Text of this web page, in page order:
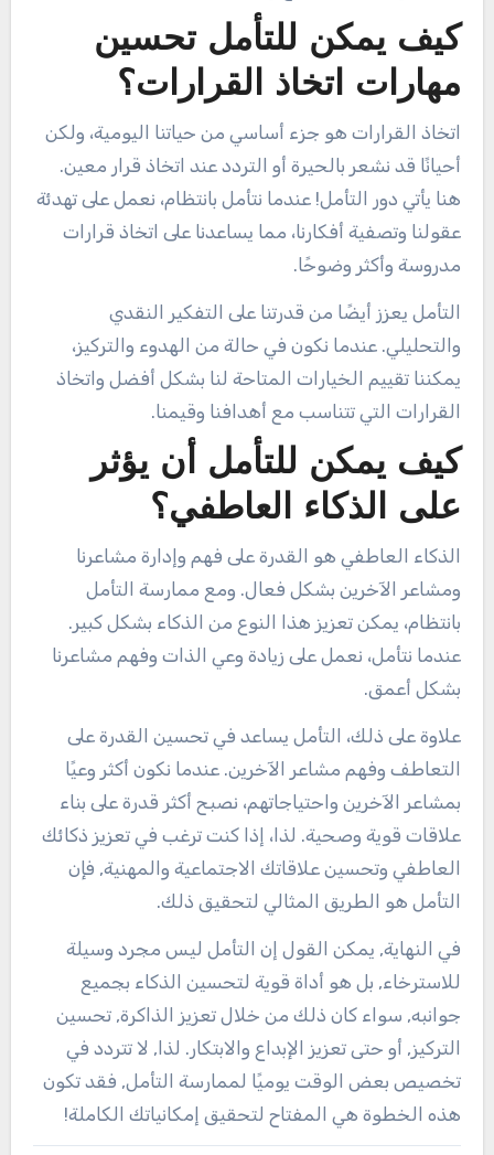
كيف يمكن للتأمل تحسين
مهارات اتخاذ القرارات؟
اتخاذ القرارات هو جزء أساسي من حياتنا اليومية، ولكن
أحيانًا قد نشعر بالحيرة أو التردد عند اتخاذ قرار معين.
هنا يأتي دور التأمل! عندما نتأمل بانتظام، نعمل على تهدئة
عقولنا وتصفية أفكارنا، مما يساعدنا على اتخاذ قرارات
مدروسة وأكثر وضوحًا.
التأمل يعزز أيضًا من قدرتنا على التفكير النقدي
والتحليلي. عندما نكون في حالة من الهدوء والتركيز،
يمكننا تقييم الخيارات المتاحة لنا بشكل أفضل واتخاذ
القرارات التي تتناسب مع أهدافنا وقيمنا.
كيف يمكن للتأمل أن يؤثر
على الذكاء العاطفي؟
الذكاء العاطفي هو القدرة على فهم وإدارة مشاعرنا
ومشاعر الآخرين بشكل فعال. ومع ممارسة التأمل
بانتظام، يمكن تعزيز هذا النوع من الذكاء بشكل كبير.
عندما نتأمل، نعمل على زيادة وعي الذات وفهم مشاعرنا
بشكل أعمق.
علاوة على ذلك، التأمل يساعد في تحسين القدرة على
التعاطف وفهم مشاعر الآخرين. عندما نكون أكثر وعيًا
بمشاعر الآخرين واحتياجاتهم، نصبح أكثر قدرة على بناء
علاقات قوية وصحية. لذا، إذا كنت ترغب في تعزيز ذكائك
العاطفي وتحسين علاقاتك الاجتماعية والمهنية, فإن
التأمل هو الطريق المثالي لتحقيق ذلك.
في النهاية, يمكن القول إن التأمل ليس مجرد وسيلة
للاسترخاء, بل هو أداة قوية لتحسين الذكاء بجميع
جوانبه, سواء كان ذلك من خلال تعزيز الذاكرة, تحسين
التركيز, أو حتى تعزيز الإبداع والابتكار. لذا, لا تتردد في
تخصيص بعض الوقت يوميًا لممارسة التأمل, فقد تكون
هذه الخطوة هي المفتاح لتحقيق إمكانياتك الكاملة!